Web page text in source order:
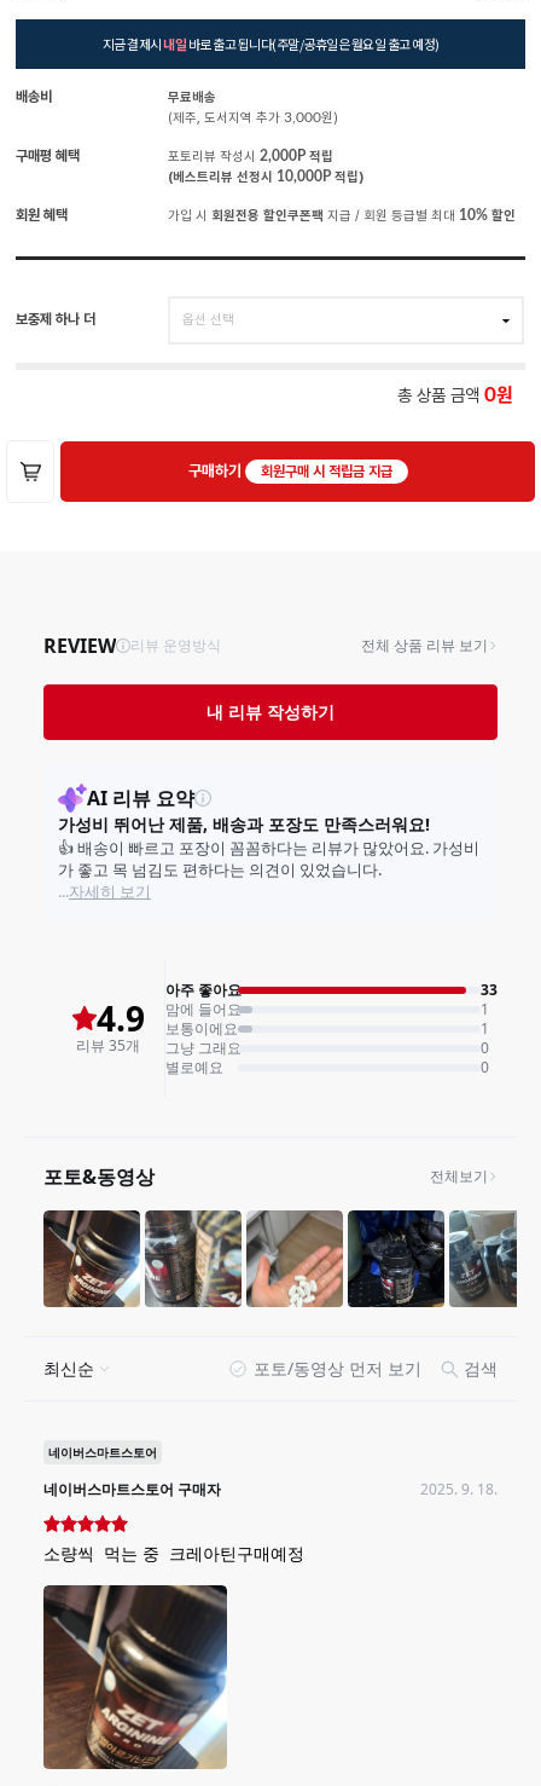
지금 결제시내일바로 출고 됩니다(주말/공휴일은 월요일 출고 예정)
배송비
무료배송
(제주, 도서지역 추가 3,000원)
구매평 혜택 포토리뷰 작성시 2,000P적립
(베스트리뷰 선정시 10,000P적립)
회원 혜택 가입 시 회원전용 할인쿠폰팩 지급 / 회원 등급별 최대 10%할인
보충제 하나 더
총 상품 금액 0
구매하기 회원구매 시 적립금 지급